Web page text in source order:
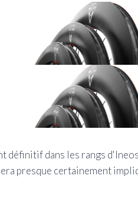
définitif dans les rangs
presque certainement